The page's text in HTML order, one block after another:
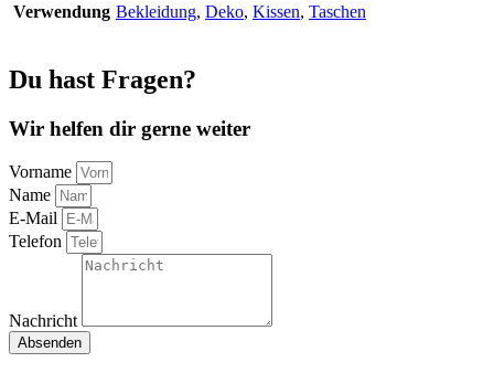
Verwendung Bekleidung, Deko, Kissen, Taschen
Du hast Fragen?
Wir helfen dir gerne weiter
Vorname
Name
E-Mail
Telefon
Nachricht
Absenden